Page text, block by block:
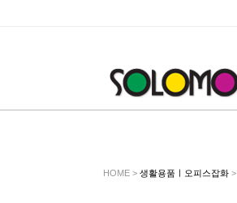
HOME > 생활용품ㅣ오피스잡화 >